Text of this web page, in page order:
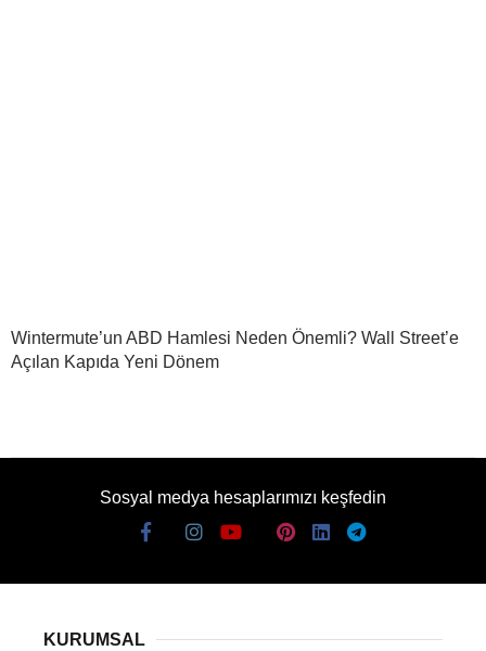
Wintermute’un ABD Hamlesi Neden Önemli? Wall Street’e
Açılan Kapıda Yeni Dönem
Sosyal medya hesaplarımızı keşfedin
KURUMSAL